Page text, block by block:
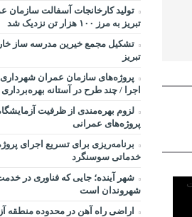
تولید کارخانجات آسفالت سازمان
تبریز به مرز ۱۰۰ هزار تن نزدیک شد
تشکیل مجمع خیرین مدرسه ‌ساز
تبریز
پروژه‌های سازمان عمران شهرداری
اجرا / چند طرح در آستانه بهره‌برداری
لزوم بهره‌مندی از ظرفیت
پروژه‌های عمرانی
برنامه‌ریزی برای تسریع اجرای
خدماتی سوسنگرد
شهر آینده؛ جایی که فناوری در
شهروندان است
اراضی راه آهن در محدوده منطقه